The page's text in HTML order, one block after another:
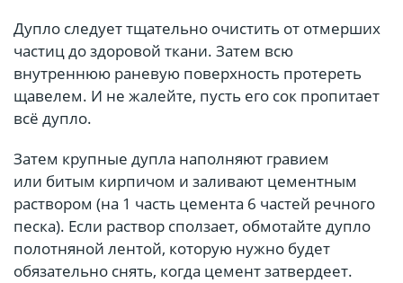
Дупло следует тщательно очистить от отмерших
частиц до здоровой ткани. Затем всю
внутреннюю раневую поверхность протереть
щавелем. И не жалейте, пусть его сок пропитает
всё дупло.
Затем крупные дупла наполняют гравием
или битым кирпичом и заливают цементным
раствором (на 1 часть цемента 6 частей речного
песка). Если раствор сползает, обмотайте дупло
полотняной лентой, которую нужно будет
обязательно снять, когда цемент затвердеет.